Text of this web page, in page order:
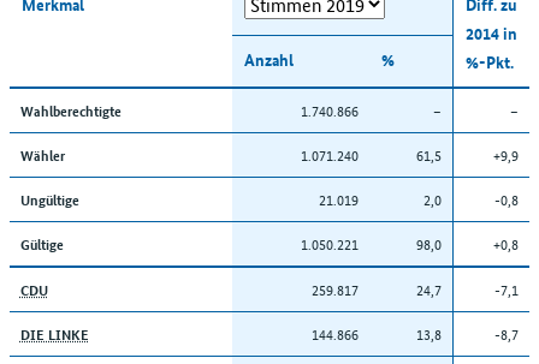
2014 in
%-Pkt.
Anzahl %
Wahlberechtigte 1.740.866 – –
Wähler 1.071.240 61,5 +9,9
Ungültige 21.019 2,0 -0,8
Gültige 1.050.221 98,0 +0,8
CDU 259.817 24,7 -7,1
DIE LINKE 144.866 13,8 -8,7